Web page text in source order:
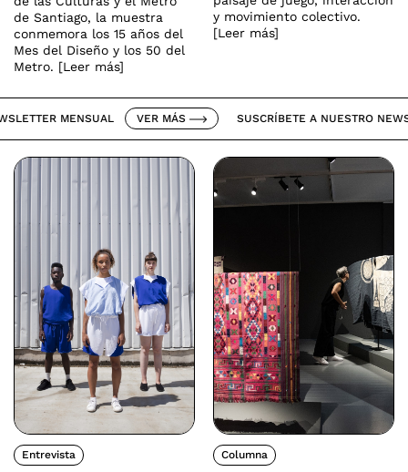
de Santiago, la muestra
conmemora los 15 años del
Mes del Diseño y los 50 del
Metro. [Leer más]
y movimiento colectivo.
[Leer más]
MENSUAL VER MÁS SUSCRÍBETE A NUESTRO
Entrevista Columna